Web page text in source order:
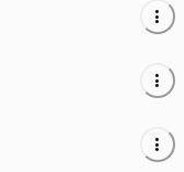
more_vert
more_vert
more_vert